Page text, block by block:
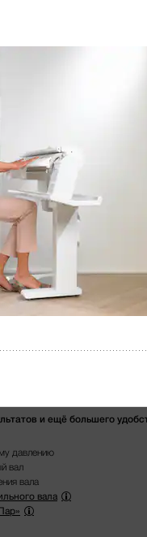
и ещё большего
давлению
вал
вала
вала